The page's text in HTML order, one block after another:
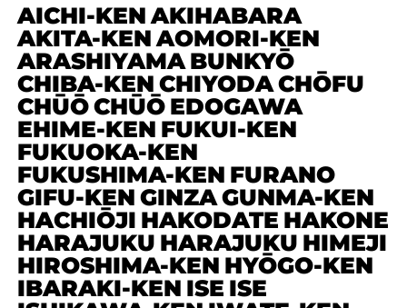
AICHI-KEN AKIHABARA
AKITA-KEN AOMORI-KEN
ARASHIYAMA BUNKYŌ
CHIBA-KEN CHIYODACHŌFU
CHŪŌCHŪŌ EDOGAWA
EHIME-KEN FUKUI-KEN
FUKUOKA-KEN
FUKUSHIMA-KEN FURANO
GIFU-KEN GINZAGUNMA-KEN
HACHIŌJI HAKODATE HAKONE
HARAJUKU HARAJUKU HIMEJI
HIROSHIMA-KEN HYŌGO-KEN
IBARAKI-KEN ISE ISE